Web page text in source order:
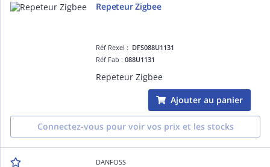
Repeteur Zigbee
Réf Rexel : DFS088U1131
Réf Fab :088U1131
Repeteur Zigbee
Ajouter au panier
Connectez-vous pour voir vos prix et les stocks
DANFOSS